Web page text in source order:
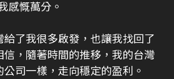
感慨萬分。
給了我很多啟發，也讓我找回了
信，隨著時間的推移，我的台灣
司一樣，走向穩定的盈利。